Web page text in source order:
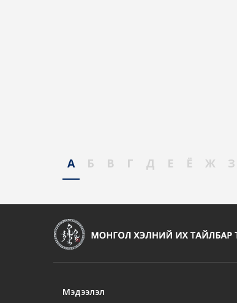
А Б В Г Д Е Ё Ж З
Мэдээлэл